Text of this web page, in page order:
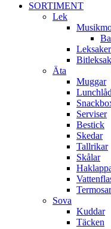
SORTIMENT
Lek
Leksaker
Äta
Muggar
Serviser
Bestick
Skedar
Tallrikar
Skålar
Termosar
Sova
Kuddar
Täcken